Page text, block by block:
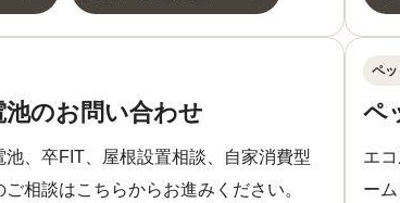
池のお問い合わせ
、卒FIT、屋根設置相談、自家消費型
相談はこちらからお進みください。
ペ
ペ
エ
ー